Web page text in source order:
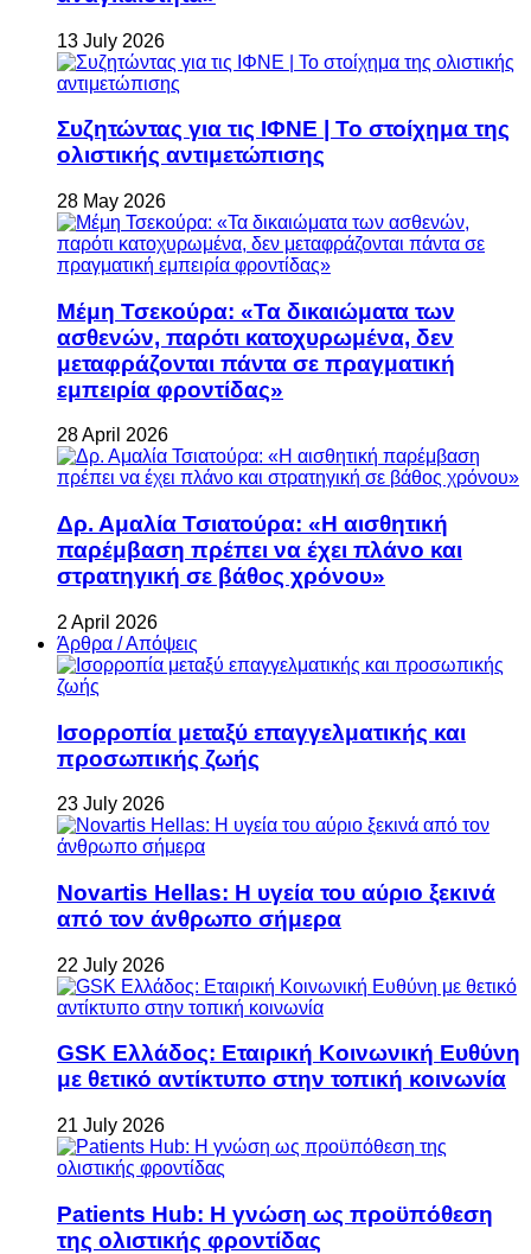
13 July 2026
Συζητώντας για τις ΙΦΝΕ | Το στοίχημα της
ολιστικής αντιμετώπισης
28 May 2026
Μέμη Τσεκούρα: «Τα δικαιώματα των
ασθενών, παρότι κατοχυρωμένα, δεν
μεταφράζονται πάντα σε πραγματική
εμπειρία φροντίδας»
28 April 2026
Δρ. Αμαλία Τσιατούρα: «Η αισθητική
παρέμβαση πρέπει να έχει πλάνο και
στρατηγική σε βάθος χρόνου»
2 April 2026
Άρθρα / Απόψεις
Ισορροπία μεταξύ επαγγελματικής και
προσωπικής ζωής
23 July 2026
Novartis Hellas: Η υγεία του αύριο ξεκινά
από τον άνθρωπο σήμερα
22 July 2026
GSK Ελλάδος: Εταιρική Κοινωνική Ευθύνη
με θετικό αντίκτυπο στην τοπική κοινωνία
21 July 2026
Patients Hub: Η γνώση ως προϋπόθεση
της ολιστικής φροντίδας